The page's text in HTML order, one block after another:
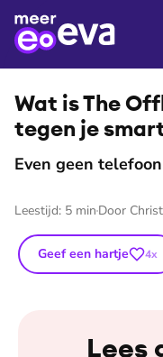
⭐Premium
Wat is The
tegen je
Even geen telefoon
Leestijd: 5 min Door
Geef een hartje 4x
Lees